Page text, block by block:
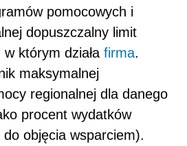
pomocowych i
dopuszczalny limit
którym działa firma.
maksymalnej
regionalnej dla danego
procent wydatków
do objęcia wsparciem).